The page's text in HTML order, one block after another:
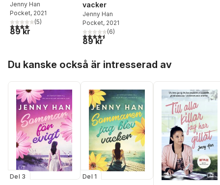
Jenny Han
Pocket, 2021
4,0utav 5 stjärnor. Totalt antal röster:
(5)
89 kr
vacker
Jenny Han
Pocket, 2021
4,5utav 5 stjärnor. Totalt antal röster:
(6)
89 kr
Du kanske också är intresserad av
Del 3 Del 1